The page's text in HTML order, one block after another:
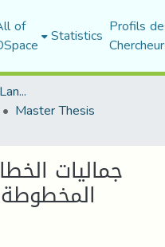
of Statistics Profils
Faculty of Letters and Languages
Master Thesis
جماليات